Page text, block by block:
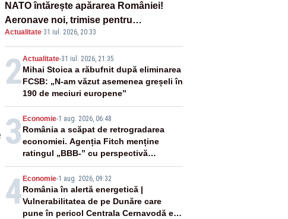
NATO întărește apărarea României!
Aeronave noi, trimise pentru
interceptarea și distrugerea dronelor
Actualitate·31 iul. 2026, 20:33
2Actualitate-31 iul. 2026, 21:35
Mihai Stoica a răbufnit după eliminarea
FCSB: „N-am văzut asemenea greșeli în
190 de meciuri europene”
3 Economie-1 aug. 2026, 06:48
România a scăpat de retrogradarea
economiei. Agenția Fitch menține
ratingul „BBB-” cu perspectivă
negativă
4 Economie-1 aug. 2026, 09:32
România în alertă energetică |
Vulnerabilitatea de pe Dunăre care
pune în pericol Centrala Cernavodă era